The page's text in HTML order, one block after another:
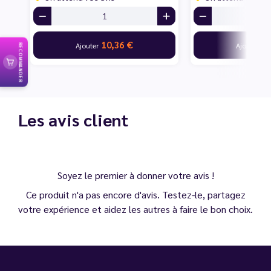
Ajouter 10,36 € Ajouter
Les avis client
Soyez le premier à donner votre avis !
Ce produit n'a pas encore d'avis. Testez-le, partagez
votre expérience et aidez les autres à faire le bon choix.
RECOMMANDER